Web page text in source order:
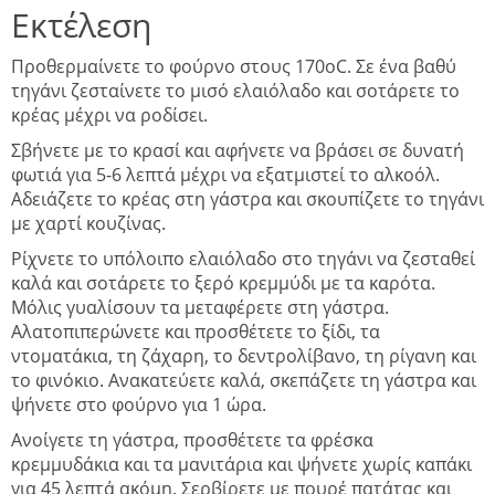
Εκτέλεση
Προθερμαίνετε το φούρνο στους 170οC. Σε ένα βαθύ
τηγάνι ζεσταίνετε το μισό ελαιόλαδο και σοτάρετε το
κρέας μέχρι να ροδίσει.
Σβήνετε με το κρασί και αφήνετε να βράσει σε δυνατή
φωτιά για 5-6 λεπτά μέχρι να εξατμιστεί το αλκοόλ.
Αδειάζετε το κρέας στη γάστρα και σκουπίζετε το τηγάνι
με χαρτί κουζίνας.
Ρίχνετε το υπόλοιπο ελαιόλαδο στο τηγάνι να ζεσταθεί
καλά και σοτάρετε το ξερό κρεμμύδι με τα καρότα.
Μόλις γυαλίσουν τα μεταφέρετε στη γάστρα.
Αλατοπιπερώνετε και προσθέτετε το ξίδι, τα
ντοματάκια, τη ζάχαρη, το δεντρολίβανο, τη ρίγανη και
το φινόκιο. Ανακατεύετε καλά, σκεπάζετε τη γάστρα και
ψήνετε στο φούρνο για 1 ώρα.
Ανοίγετε τη γάστρα, προσθέτετε τα φρέσκα
κρεμμυδάκια και τα μανιτάρια και ψήνετε χωρίς καπάκι
για 45 λεπτά ακόμη. Σερβίρετε με πουρέ πατάτας και